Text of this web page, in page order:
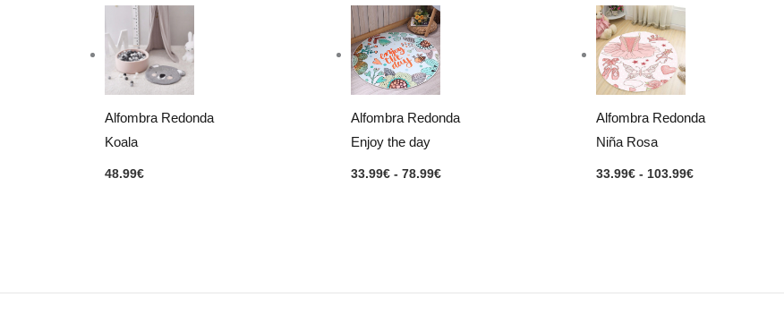
Alfombra Redonda
Koala
48.99€
Alfombra Redonda
Enjoy the day
33.99€ - 78.99€
Rango
de
precios:
desde
Alfombra Redonda
Niña Rosa
33.99€ - 103.99€